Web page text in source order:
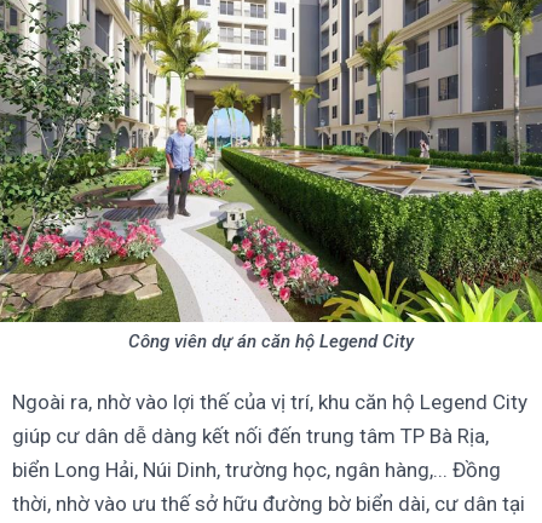
Công viên dự án căn hộ Legend City
Ngoài ra, nhờ vào lợi thế của vị trí, khu căn hộ Legend City
giúp cư dân dễ dàng kết nối đến trung tâm TP Bà Rịa,
biển Long Hải, Núi Dinh, trường học, ngân hàng,... Đồng
thời, nhờ vào ưu thế sở hữu đường bờ biển dài, cư dân tại